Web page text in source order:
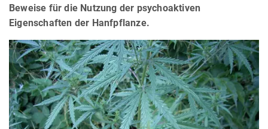
Beweise für die Nutzung der psychoaktiven
Eigenschaften der Hanfpflanze.